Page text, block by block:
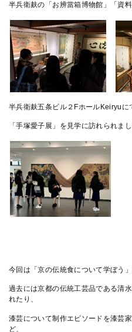
半兵衛麸の「お辨當箱博物館」「資
半兵衛麸五条ビル２FホールKeiryuに
「手塚愛子展」を見学に訪れられまし
今回は「京の伝統食について学ぼう
過去には京都の伝統工芸品である清
れたり、
漆芸について制作エピソードを漆芸
ど、